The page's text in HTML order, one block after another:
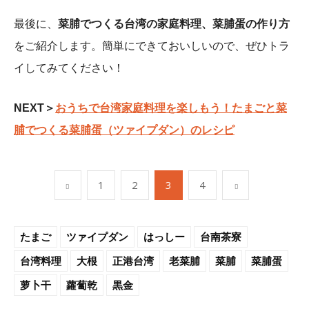
最後に、 菜脯でつくる台湾の家庭料理、菜脯蛋の作り方
をご紹介します。簡単にできておいしいので、ぜひトラ
イしてみてください！
NEXT＞ おうちで台湾家庭料理を楽しもう！たまごと菜
脯でつくる菜脯蛋（ツァイプダン）のレシピ
1 2 3 4
たまご ツァイプダン はっしー
台南茶寮
台湾料理
大根 正港台湾 老菜脯 菜脯
菜脯蛋
萝卜干
蘿蔔乾 黒金